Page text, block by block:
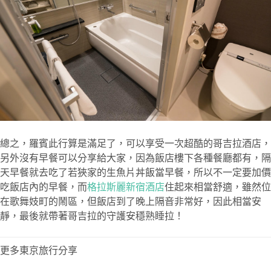
總之，羅賓此行算是滿足了，可以享受一次超酷的哥吉拉酒店，
另外沒有早餐可以分享給大家，因為飯店樓下各種餐廳都有，隔
天早餐就去吃了若狹家的生魚片丼飯當早餐，所以不一定要加價
吃飯店內的早餐，而格拉斯麗新宿酒店住起來相當舒適，雖然位
在歌舞妓町的鬧區，但飯店到了晚上隔音非常好，因此相當安
靜，最後就帶著哥吉拉的守護安穩熟睡拉！
更多東京旅行分享